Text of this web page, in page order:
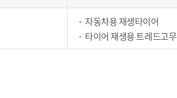
자동차용 재생타이어
타이어 재생용 트레드고무